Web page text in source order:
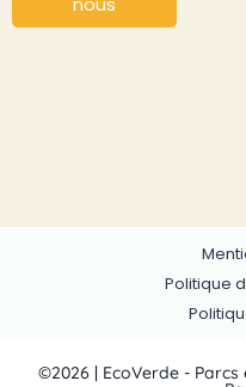
Politique
©2026 | EcoVerde -